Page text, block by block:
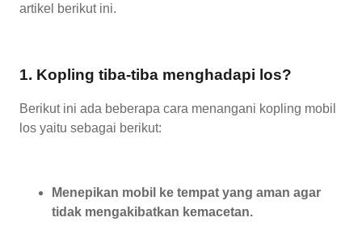
artikel berikut ini.
1. Kopling tiba-tiba menghadapi los?
Berikut ini ada beberapa cara menangani kopling mobil
los yaitu sebagai berikut:
Menepikan mobil ke tempat yang aman agar
tidak mengakibatkan kemacetan.